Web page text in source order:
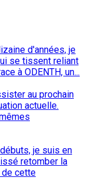
d'années, je
se tissent reliant
à ODENTH, un...
au prochain
actuelle.
je suis en
retomber la
cette